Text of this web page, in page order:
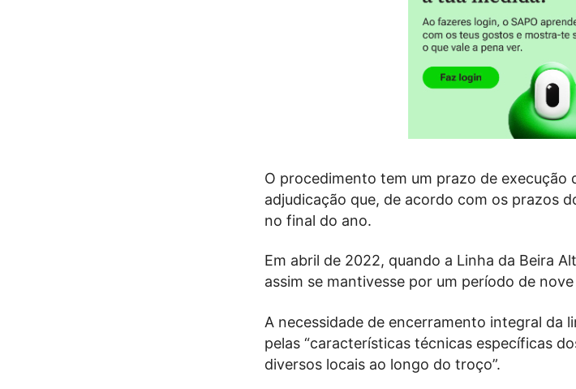
O procedimento tem um prazo de execução
adjudicação que, de acordo com os prazos
no final do ano.
Em abril de 2022, quando a Linha da Beira
assim se mantivesse por um período de
A necessidade de encerramento integral da
pelas “características técnicas específicas
diversos locais ao longo do troço”.